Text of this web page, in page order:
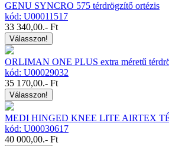
GENU SYNCRO 575 térdrögzítő ortézis
kód: U00011517
33 340,00.- Ft
Válasszon!
ORLIMAN ONE PLUS extra méretű
kód: U00029032
35 170,00.- Ft
Válasszon!
MEDI HINGED KNEE LITE AIRTEX
kód: U00030617
40 000,00.- Ft